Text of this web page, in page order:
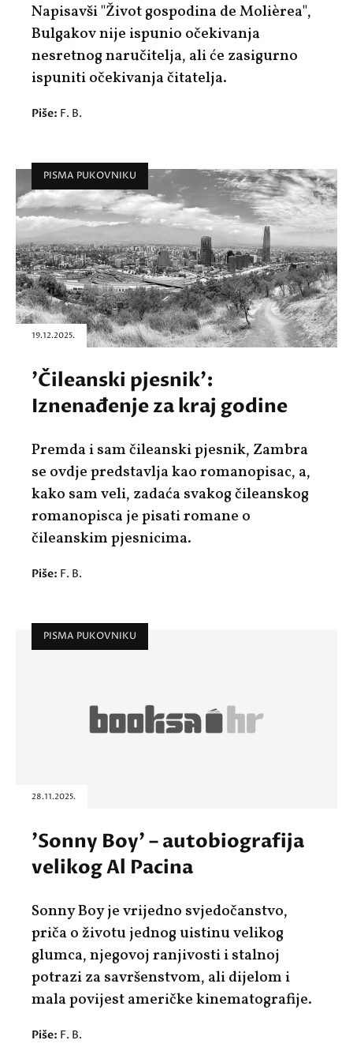
Napisavši "Život gospodina de Molièrea",
Bulgakov nije ispunio očekivanja
nesretnog naručitelja, ali će zasigurno
ispuniti očekivanja čitatelja.
Piše: F. B.
PISMA PUKOVNIKU
19.12.2025.
'Čileanski pjesnik':
Iznenađenje za kraj godine
Premda i sam čileanski pjesnik, Zambra
se ovdje predstavlja kao romanopisac, a,
kako sam veli, zadaća svakog čileanskog
romanopisca je pisati romane o
čileanskim pjesnicima.
Piše: F. B.
PISMA PUKOVNIKU
28.11.2025.
'Sonny Boy' – autobiografija
velikog Al Pacina
Sonny Boy je vrijedno svjedočanstvo,
priča o životu jednog uistinu velikog
glumca, njegovoj ranjivosti i stalnoj
potrazi za savršenstvom, ali dijelom i
mala povijest američke kinematografije.
Piše: F. B.